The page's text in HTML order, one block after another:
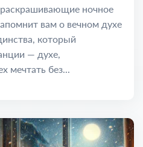
ночное
вам о вечном духе
который
— духе,
мечтать без...